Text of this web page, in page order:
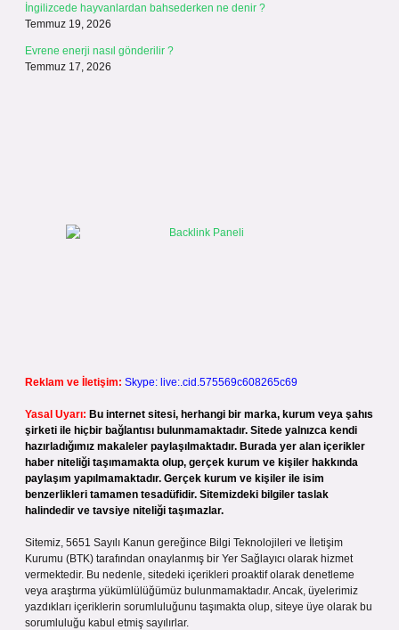
İngilizcede hayvanlardan bahsederken ne denir ?
Temmuz 19, 2026
Evrene enerji nasıl gönderilir ?
Temmuz 17, 2026
Reklam ve İletişim: Skype: live:.cid.575569c608265c69
Yasal Uyarı: Bu internet sitesi, herhangi bir marka, kurum veya şahıs
şirketi ile hiçbir bağlantısı bulunmamaktadır. Sitede yalnızca kendi
hazırladığımız makaleler paylaşılmaktadır. Burada yer alan içerikler
haber niteliği taşımamakta olup, gerçek kurum ve kişiler hakkında
paylaşım yapılmamaktadır. Gerçek kurum ve kişiler ile isim
benzerlikleri tamamen tesadüfidir. Sitemizdeki bilgiler taslak
halindedir ve tavsiye niteliği taşımazlar.
Sitemiz, 5651 Sayılı Kanun gereğince Bilgi Teknolojileri ve İletişim
Kurumu (BTK) tarafından onaylanmış bir Yer Sağlayıcı olarak hizmet
vermektedir. Bu nedenle, sitedeki içerikleri proaktif olarak denetleme
veya araştırma yükümlülüğümüz bulunmamaktadır. Ancak, üyelerimiz
yazdıkları içeriklerin sorumluluğunu taşımakta olup, siteye üye olarak bu
sorumluluğu kabul etmiş sayılırlar.